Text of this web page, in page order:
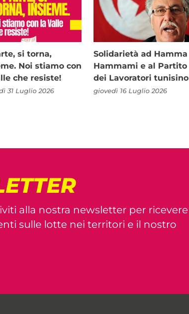
si torna,
Noi stiamo con
che resiste!
31 Luglio 2026
Solidarietà ad Hamma
Hammami e al Partito
dei Lavoratori tunisino
giovedì 16 Luglio 2026
alla nostra newsletter per ricevere
sulle lotte nei territori e il nostro